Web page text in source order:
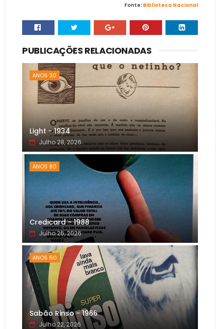
Fonte: Biblioteca Nacional
PUBLICAÇÕES RELACIONADAS
ANOS 30
Light - 1934
Julho 28, 2026
ANOS 80
Credicard - 1988
Julho 26, 2026
ANOS 60
Sabão Rinso - 1966
Julho 22, 2026